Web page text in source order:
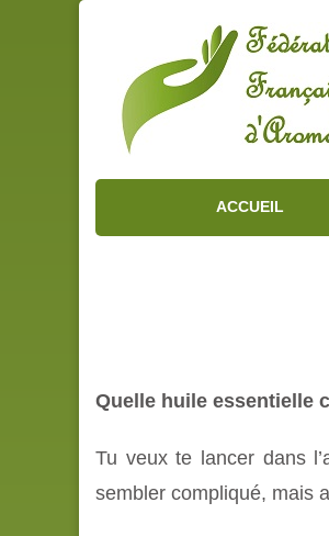
ACCUEIL
Quelle huile essentielle
Tu veux te lancer dans
sembler compliqué, mais